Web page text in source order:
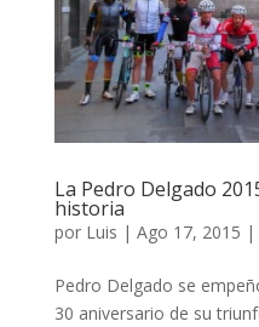
La Pedro Delgado
historia
por Luis | Ago 17, 2015 |
Pedro Delgado se
30 aniversario de su